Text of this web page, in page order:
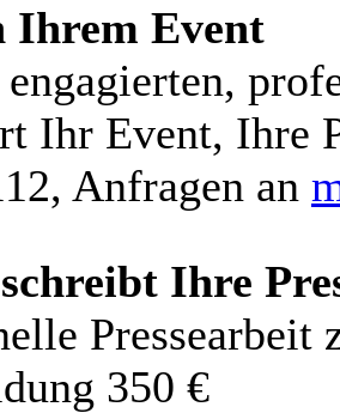
Ihrem Event
Ihr Event, Ihre
Anfragen an
Ihre
Pressearbeit
350 €